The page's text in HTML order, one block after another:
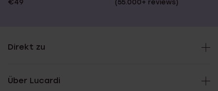
€49
(55.000+ reviews)
Direkt zu
Über Lucardi